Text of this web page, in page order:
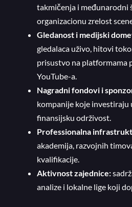
takmičenja i međunarodni
organizacionu zrelost
Gledanost i medijski
gledalaca uživo, hitovi
prisustvo na platformama
YouTube-a.
Nagradni fondovi i
kompanije koje investiraju
finansijsku održivost.
Professionalna
akademija, razvojnih
kvalifikacije.
Aktivnost zajednice:
analize i lokalne lige koji